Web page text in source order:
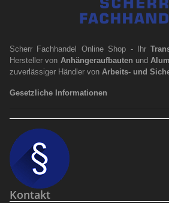
Scherr Fachhandel Online Shop - Ihr
Hersteller von Anhängeraufbauten und
zuverlässiger Händler von Arbeits- und
Gesetzliche Informationen
Kontakt